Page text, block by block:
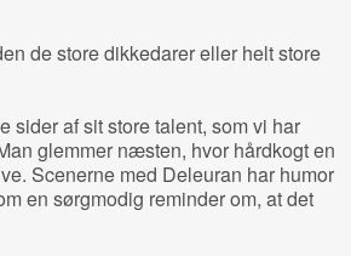
de store dikkedarer eller helt store
sider af sit store talent, som vi har
glemmer næsten, hvor hårdkogt en
Scenerne med Deleuran har humor
en sørgmodig reminder om, at det